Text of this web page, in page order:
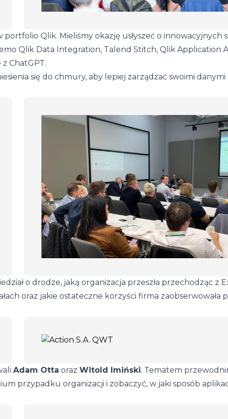
portfolio Qlik. Mieliśmy okazję usłyszeć o innowacyjnych
Qlik Data Integration, Talend Stitch, Qlik Application
ChatGPT.
się do chmury, aby lepiej zarządzać swoimi
o drodze, jaką organizacja przeszła przechodząc z
oraz jakie ostateczne korzyści firma zaobserwowała
Adam Otta oraz Witold Imiński. Tematem
przypadku organizacji i zobaczyć, w jaki sposób